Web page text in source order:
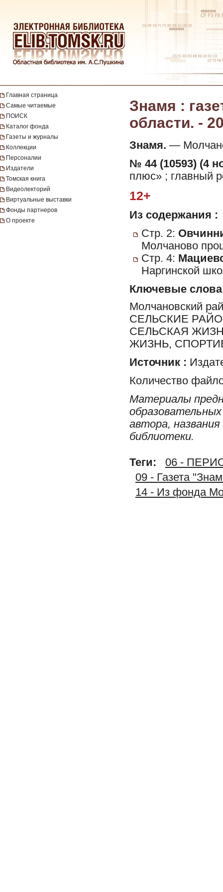
Главная страница
Самые читаемые
ПОИСК
Каталог фонда
Газеты и журналы
Коллекции
Персоналии
Издатели
Томская книга
Видеолекторий
Виртуальные выставки
Фонды партнеров
О проекте
Знамя :
области. -
Знамя. —
№ 44 (10593) (4
плюс» ; главный
12+
Из содержания :
Стр. 2:
Молчаново
Стр. 4:
Наргинской
Ключевые слова
Молчановский
СЕЛЬСКИЕ
СЕЛЬСКАЯ
ЖИЗНЬ,
Источник :
Количество
Материалы
автора,
библиотеки.
Теги:
06 -
09 - Газета
14 - Из фонда